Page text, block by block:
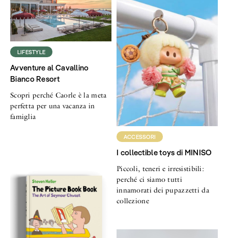
LIFESTYLE
Avventure al Cavallino
Bianco Resort
Scopri perché Caorle è la meta
perfetta per una vacanza in
famiglia
ACCESSORI
I collectible toys di MINISO
Piccoli, teneri e irresistibili:
perché ci siamo tutti
innamorati dei pupazzetti da
collezione